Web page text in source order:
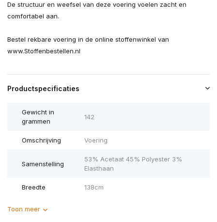
De structuur en weefsel van deze voering voelen zacht en
comfortabel aan.
Bestel rekbare voering in de online stoffenwinkel van
www.Stoffenbestellen.nl
Productspecificaties
Gewicht in
grammen
142
Omschrijving Voering
Samenstelling
53% Acetaat 45% Polyester 3%
Elasthaan
Breedte 138cm
Toon meer